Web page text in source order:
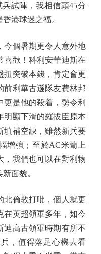
試陣，我相信頭45分
港球迷之福。
個暑期更令人意外地
喜歡！科利安華迪斯在
扭突破本錢，肯定會更
前利華古遜隊友費林邦
是他的殺着，勢令利
明顯下滑的羅拔臣原本
填補空缺，雖然新兵要
增強；至於AC米蘭上
，我們也可以在對利物
面貌。
倫敦打吡，個人就更
在英超領軍多年，如今
迪高古領軍時期有所不
，值得落足心機去看